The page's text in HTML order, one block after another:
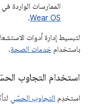
الممارسات الواردة في
Wear OS
.
لتبسيط إدارة أدوات
باستخدام خدمات الصحة.
استخدام التجاوب
استخدِم التجاوب الحسّي